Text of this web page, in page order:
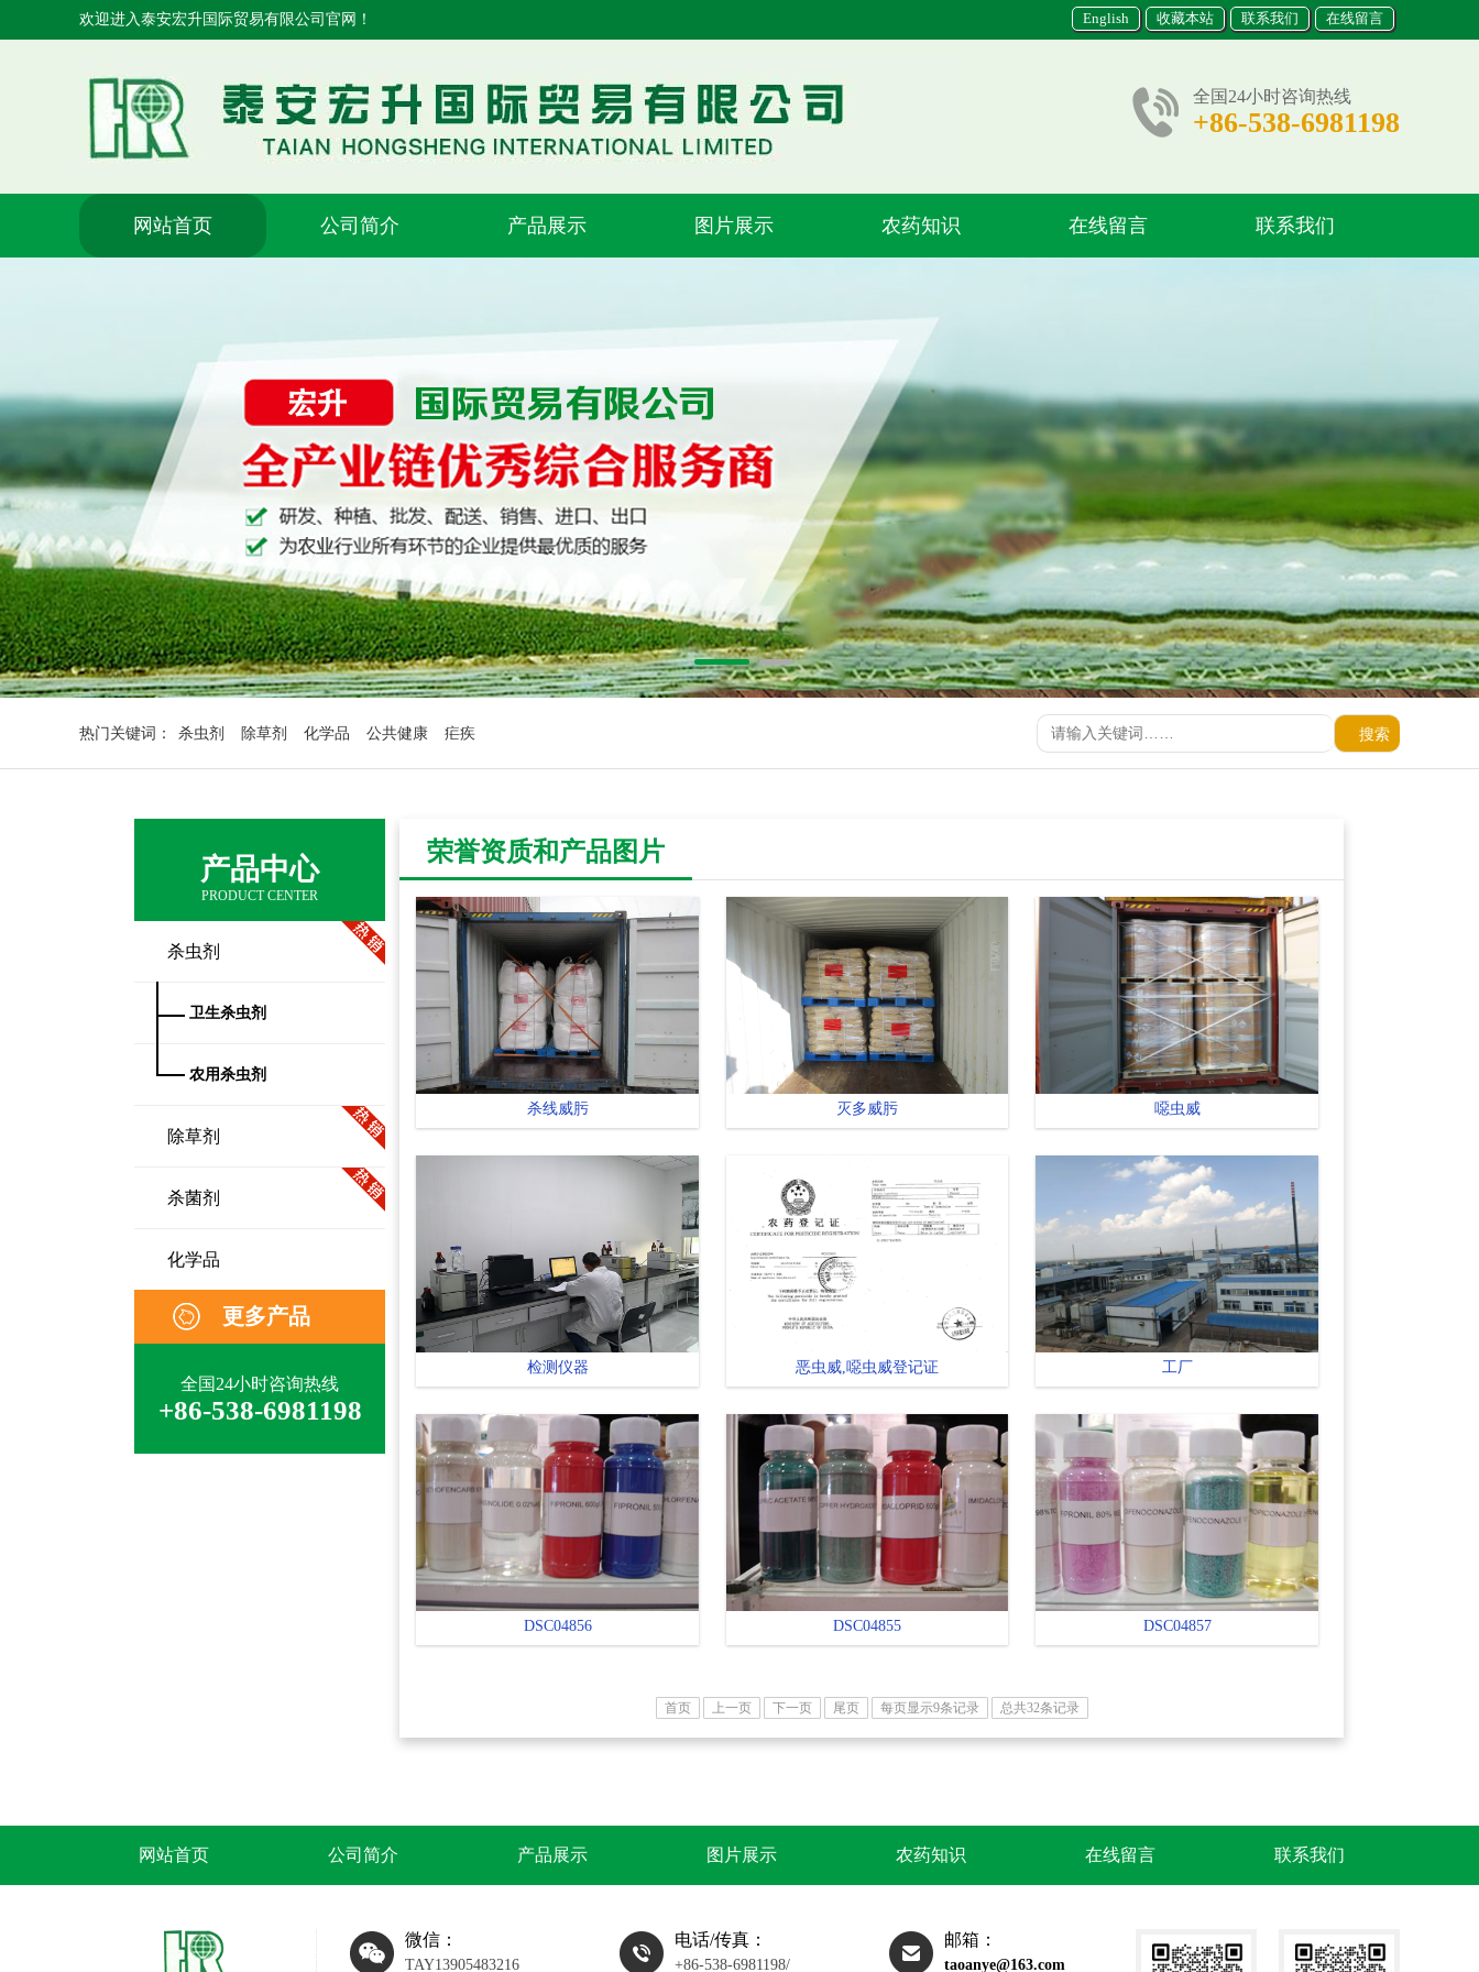
欢迎进入泰安宏升国际贸易有限公司官网！ English 收藏本站 联系我们 在线留言
全国24小时咨询热线
+86-538-6981198
网站首页 公司简介 产品展示 图片展示 农药知识 在线留言 联系我们
热门关键词： 杀虫剂 除草剂 化学品 公共健康 疟疾
产品中心
PRODUCT CENTER
杀虫剂
卫生杀虫剂
农用杀虫剂
除草剂
杀菌剂
化学品
更多产品
全国24小时咨询热线
+86-538-6981198
荣誉资质和产品图片
杀线威肟 灭多威肟 噁虫威
检测仪器 恶虫威,噁虫威登记证 工厂
DSC04856 DSC04855 DSC04857
首页 上一页 下一页 尾页 每页显示9条记录 总共32条记录
网站首页 公司简介 产品展示 图片展示 农药知识 在线留言 联系我们
微信：
TAY13905483216
电话/传真：
+86-538-6981198/
邮箱：
taoanye@163.com